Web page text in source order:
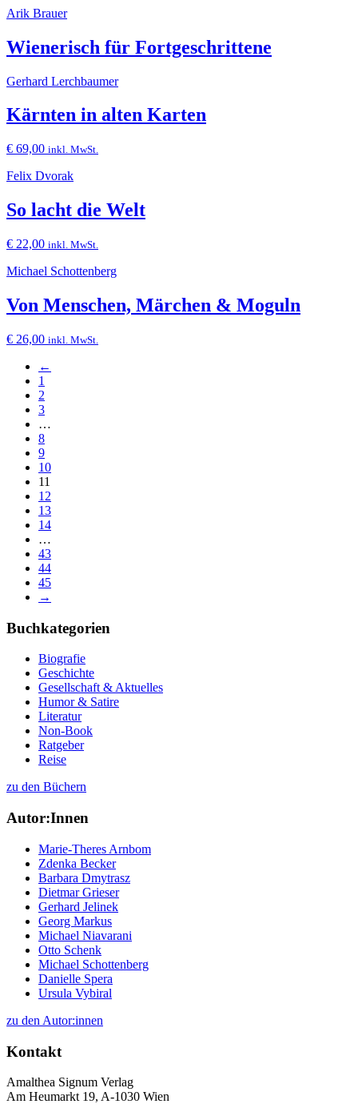
Arik Brauer
Wienerisch für Fortgeschrittene
Gerhard Lerchbaumer
Kärnten in alten Karten
€ 69,00 inkl. MwSt.
Felix Dvorak
So lacht die Welt
€ 22,00 inkl. MwSt.
Michael Schottenberg
Von Menschen, Märchen & Moguln
€ 26,00 inkl. MwSt.
←
1
2
3
…
8
9
10
11
12
13
14
…
43
44
45
→
Buchkategorien
Biografie
Geschichte
Gesellschaft & Aktuelles
Humor & Satire
Literatur
Non-Book
Ratgeber
Reise
zu den Büchern
Autor:Innen
Marie-Theres Arnbom
Zdenka Becker
Barbara Dmytrasz
Dietmar Grieser
Gerhard Jelinek
Georg Markus
Michael Niavarani
Otto Schenk
Michael Schottenberg
Danielle Spera
Ursula Vybiral
zu den Autor:innen
Kontakt
Amalthea Signum Verlag
Am Heumarkt 19, A-1030 Wien